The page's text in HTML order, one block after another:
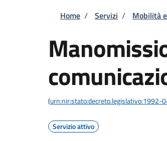
Briciole di
Home / Servizi / Mobilità
(urn:nir:stato:decreto.legislativo:1992-
Servizio attivo